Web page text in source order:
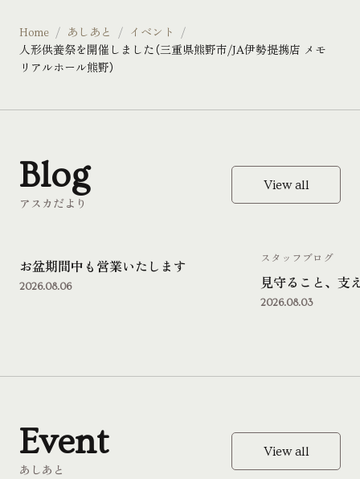
Home あしあと
イベント
人形供養祭を開催しました（三重県熊野市/JA伊勢提携店 メモ
リアルホール熊野）
アスカだより
Blog View all
お盆期間中も営業いたします
2026.08.06 見守ること、支
スタッフブログ
2026.08.03
あしあと
Event View all